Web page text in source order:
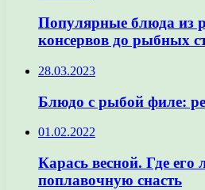
Популярные блюда из
консервов до рыбных
28.03.2023
Блюдо с рыбой филе:
01.02.2022
Карась весной. Где его
поплавочную снасть